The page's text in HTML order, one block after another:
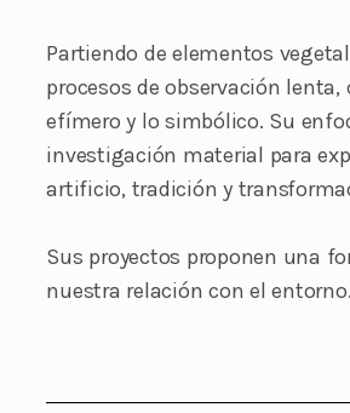
Partiendo de elementos
procesos de observación
efímero y lo simbólico. Su
investigación material para
artificio, tradición y
Sus proyectos proponen una
nuestra relación con el entorno.